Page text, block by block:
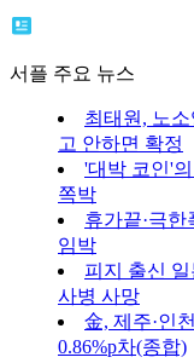
서플 주요 뉴스
최태원, 노
고 안하면 확정
'대박 코인'
쪽박
휴가끝·극
임박
피지 출신
사병 사망
金, 제주·인
0.86%p차(종합)